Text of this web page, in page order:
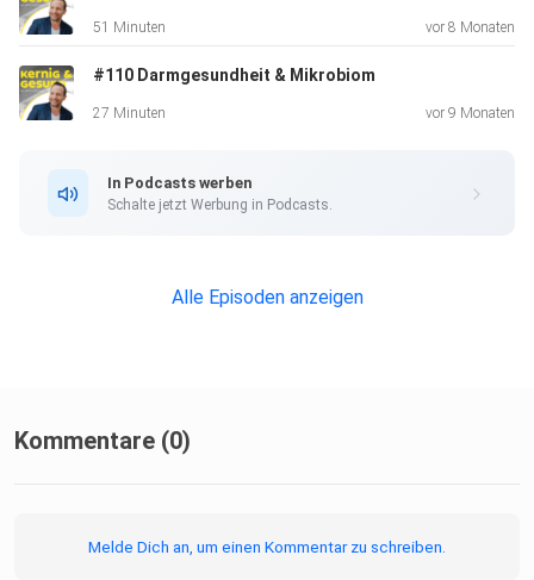
stehen.
51 Minuten vor 8 Monaten
#110 Darmgesundheit & Mikrobiom
27 Minuten vor 9 Monaten
In Podcasts werben
Schalte jetzt Werbung in Podcasts.
Alle Episoden anzeigen
Kommentare (0)
Melde Dich an, um einen Kommentar zu schreiben.